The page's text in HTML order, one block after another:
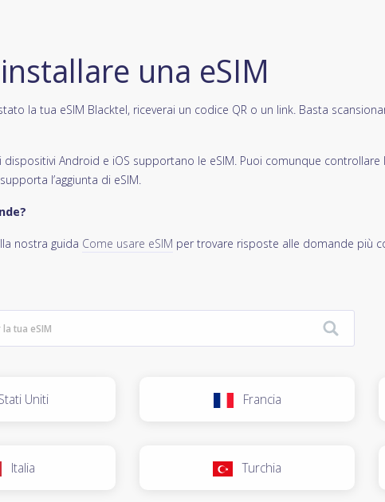
una eSIM
la tua eSIM Blacktel, riceverai un codice QR o un link. Basta
dispositivi Android e iOS supportano le eSIM. Puoi comunque controllare
l’aggiunta di eSIM.
nostra guida Come usare eSIM per trovare risposte alle domande più
Uniti Francia
Italia Turchia